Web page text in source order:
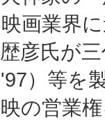
画業界
彦氏が
）等を
の営業